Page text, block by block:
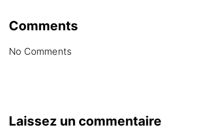
Comments
No Comments
Laissez un commentaire